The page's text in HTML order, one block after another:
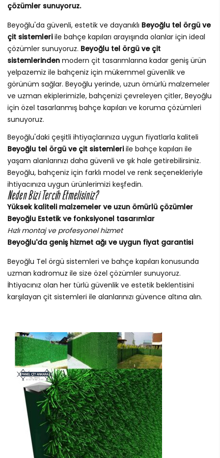
çözümler sunuyoruz.
Beyoğlu'da güvenli, estetik ve dayanıklı Beyoğlu tel örgü ve
çit sistemleriile bahçe kapıları arayışında olanlar için ideal
çözümler sunuyoruz. Beyoğlu tel örgü ve çit
sistemlerinden modern çit tasarımlarına kadar geniş ürün
yelpazemiz ile bahçeniz için mükemmel güvenlik ve
görünüm sağlar. Beyoğlu yerinde, uzun ömürlü malzemeler
ve uzman ekiplerimizle, bahçenizi çevreleyen çitler, Beyoğlu
için özel tasarlanmış bahçe kapıları ve koruma çözümleri
sunuyoruz.
Beyoğlu'daki çeşitli ihtiyaçlarınıza uygun fiyatlarla kaliteli
Beyoğlu tel örgü ve çit sistemleriile bahçe kapıları ile
yaşam alanlarınızı daha güvenli ve şık hale getirebilirsiniz.
Beyoğlu, bahçeniz için farklı model ve renk seçenekleriyle
ihtiyacınıza uygun ürünlerimizi keşfedin.
Neden Bizi Tercih Etmelisiniz?
Yüksek kaliteli malzemeler ve uzun ömürlü çözümler
Beyoğlu Estetik ve fonksiyonel tasarımlar
Hızlı montaj ve profesyonel hizmet
Beyoğlu'da geniş hizmet ağı ve uygun fiyat garantisi
Beyoğlu Tel örgü sistemleri ve bahçe kapıları konusunda
uzman kadromuz ile size özel çözümler sunuyoruz.
İhtiyacınız olan her türlü güvenlik ve estetik beklentisini
karşılayan çit sistemleri ile alanlarınızı güvence altına alın.